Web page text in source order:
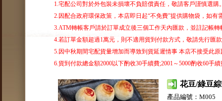
1.宅配公司對於外包裝未損壞不負賠償責任，敬請客戶謹慎選購
2.因配合政府環保政策，本店即日起“不免費”提供購物袋，如有
3.ATM轉帳客戶請於訂單成立後三個工作天內匯款，並註記帳
4.若訂單金額超過1萬元，則不適用貨到付款方式，敬請先行匯
5.因中秋期間宅配貨量增加而導致到貨延遲情事 本店不接受此
6.貨到付款總金額2000以下酌收30手續費;2001～5000酌收60手
花豆/綠豆
產品編號：M005